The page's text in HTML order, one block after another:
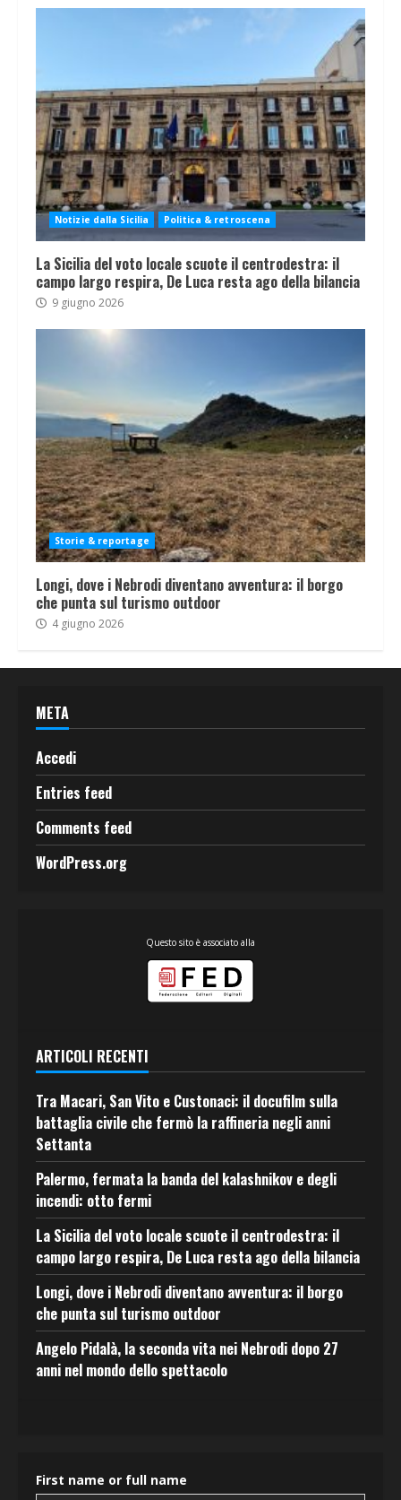
Notizie dalla Sicilia Politica & retroscena
La Sicilia del voto locale scuote il centrodestra: il
campo largo respira, De Luca resta ago della bilancia
9 giugno 2026
Storie & reportage
Longi, dove i Nebrodi diventano avventura: il borgo
che punta sul turismo outdoor
4 giugno 2026
META
Accedi
Entries feed
Comments feed
WordPress.org
Questo sito è associato alla
ARTICOLI RECENTI
Tra Macari, San Vito e Custonaci: il docufilm sulla
battaglia civile che fermò la raffineria negli anni
Settanta
Palermo, fermata la banda del kalashnikov e degli
incendi: otto fermi
La Sicilia del voto locale scuote il centrodestra: il
campo largo respira, De Luca resta ago della bilancia
Longi, dove i Nebrodi diventano avventura: il borgo
che punta sul turismo outdoor
Angelo Pidalà, la seconda vita nei Nebrodi dopo 27
anni nel mondo dello spettacolo
First name or full name